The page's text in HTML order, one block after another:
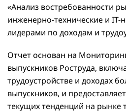
«Анализ востребованности
инженерно-технические и IT-
лидерами по доходам и
Отчет основан на
выпускников Роструда,
трудоустройстве и доходах
выпускников, и
текущих тенденций на рынке